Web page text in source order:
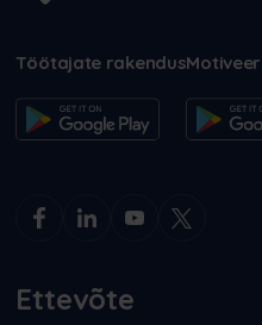
Töötajate rakendus
Ettevõte